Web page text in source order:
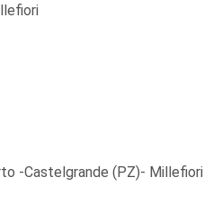
-Castelgrande (PZ)- Millefiori